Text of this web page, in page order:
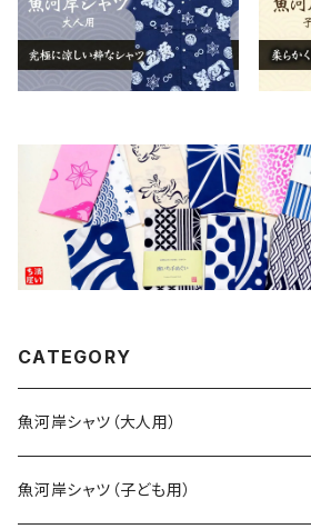
CATEGORY
魚河岸シャツ（大人用）
SSサイズ
魚河岸シャツ（子ども用）